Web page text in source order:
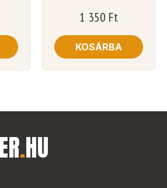
1 350 Ft
KOSÁRBA
.HU